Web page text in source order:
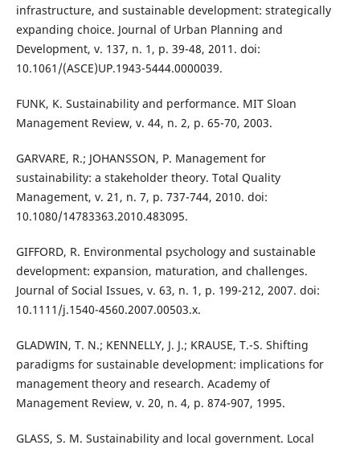
infrastructure, and sustainable development: strategically
expanding choice. Journal of Urban Planning and
Development, v. 137, n. 1, p. 39-48, 2011. doi:
10.1061/(ASCE)UP.1943-5444.0000039.
FUNK, K. Sustainability and performance. MIT Sloan
Management Review, v. 44, n. 2, p. 65-70, 2003.
GARVARE, R.; JOHANSSON, P. Management for
sustainability: a stakeholder theory. Total Quality
Management, v. 21, n. 7, p. 737-744, 2010. doi:
10.1080/14783363.2010.483095.
GIFFORD, R. Environmental psychology and sustainable
development: expansion, maturation, and challenges.
Journal of Social Issues, v. 63, n. 1, p. 199-212, 2007. doi:
10.1111/j.1540-4560.2007.00503.x.
GLADWIN, T. N.; KENNELLY, J. J.; KRAUSE, T.-S. Shifting
paradigms for sustainable development: implications for
management theory and research. Academy of
Management Review, v. 20, n. 4, p. 874-907, 1995.
GLASS, S. M. Sustainability and local government. Local